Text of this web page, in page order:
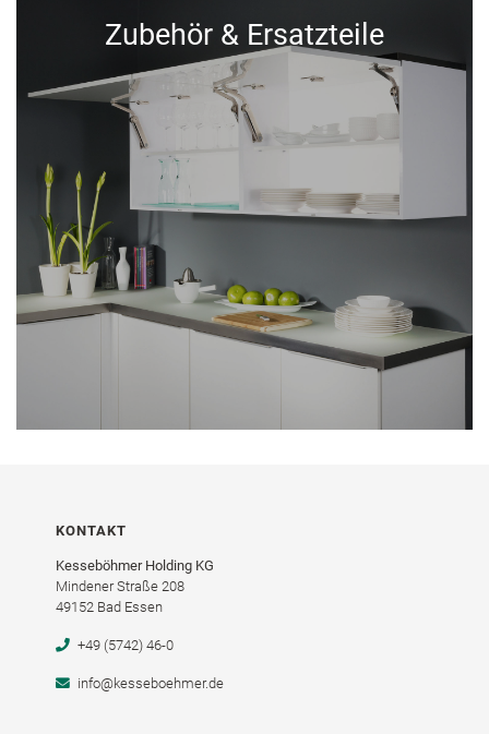
Zubehör & Ersatzteile
KONTAKT
Kesseböhmer Holding KG
Mindener Straße 208
49152 Bad Essen
+49 (5742) 46-0
info@kesseboehmer.de